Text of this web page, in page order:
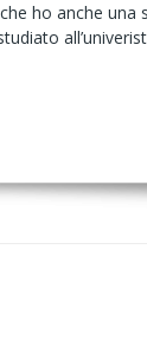
ho anche una